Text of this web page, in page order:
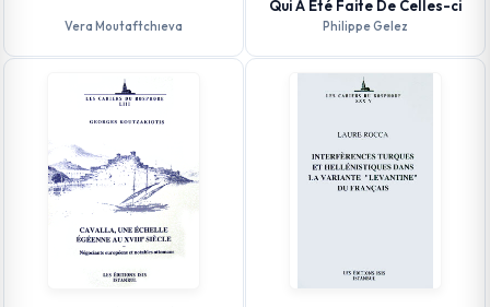
Vera Moutaftchıeva
Qui A Été Faite De Celles-ci
Philippe Gelez